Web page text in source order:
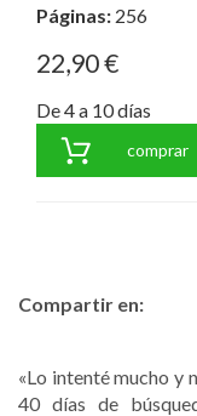
Páginas: 256
22,90 €
De 4 a 10 días
comprar
Compartir en:
«Lo intenté mucho y
40 días de